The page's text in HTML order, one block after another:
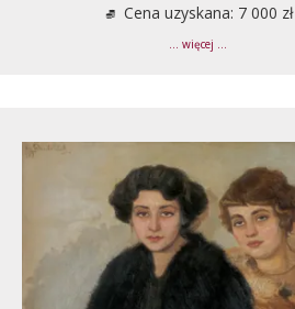
Cena uzyskana: 7 000 zł
... więcej ...